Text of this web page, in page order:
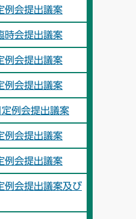
例会提出議案
時会提出議案
例会提出議案
例会提出議案
例会提出議案
例会提出議案
例会提出議案
例会提出議案及び